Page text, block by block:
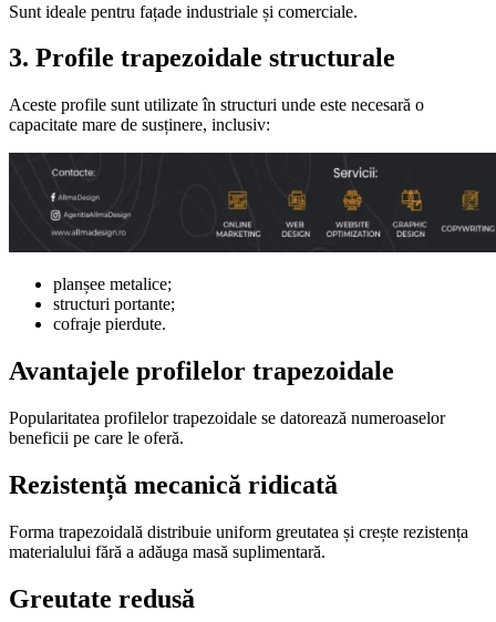
Sunt ideale pentru fațade industriale și comerciale.
3. Profile trapezoidale structurale
Aceste profile sunt utilizate în structuri unde este necesară o
capacitate mare de susținere, inclusiv:
planșee metalice;
structuri portante;
cofraje pierdute.
Avantajele profilelor trapezoidale
Popularitatea profilelor trapezoidale se datorează numeroaselor
beneficii pe care le oferă.
Rezistență mecanică ridicată
Forma trapezoidală distribuie uniform greutatea și crește rezistența
materialului fără a adăuga masă suplimentară.
Greutate redusă